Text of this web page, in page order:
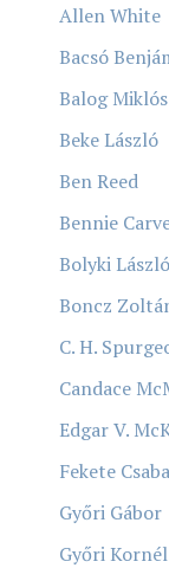
Allen White
Bacsó
Balog Miklós
Beke László
Ben Reed
Bennie
Bolyki László
Boncz
C. H.
Candace
Edgar V.
Fekete Csaba
Győri Gábor
Győri Kornél